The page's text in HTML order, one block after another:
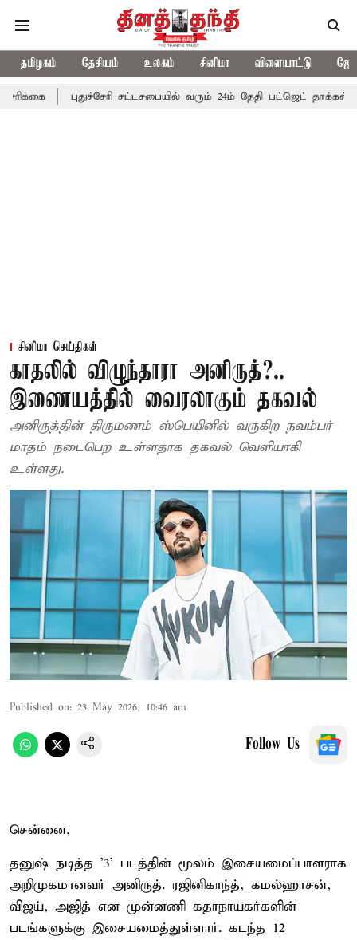
தமிழகம் தேசியம் உலகம் சினிமா விளையாட்டு
புதுச்சேரி சட்டசபையில் வரும் 24ம் தேதி பட்ஜெட் தாக்கல் செய்கிறார்
சினிமா செய்திகள்
காதலில் விழுந்தாரா அனிருத்?..
இணையத்தில் வைரலாகும் தகவல்
அனிருத்தின் திருமணம் ஸ்பெயினில் வருகிற நவம்பர்
மாதம் நடைபெற உள்ளதாக தகவல் வெளியாகி
உள்ளது.
Published on: 23 May 2026, 10:46 am
Follow Us
சென்னை,
தனுஷ் நடித்த '3' படத்தின் மூலம் இசையமைப்பாளராக
அறிமுகமானவர் அனிருத். ரஜினிகாந்த், கமல்ஹாசன்,
விஜய், அஜித் என முன்னணி கதாநாயகர்களின்
படங்களுக்கு இசையமைத்துள்ளார். கடந்த 12